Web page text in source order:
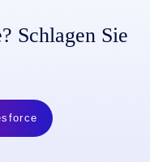
Schlagen Sie